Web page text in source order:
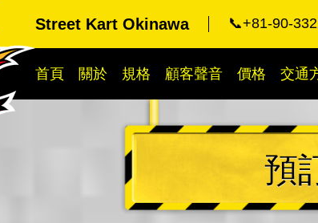
Street Kart Okinawa 📞+81-90-
首頁 關於 規格 顧客聲音 價格 交通
預